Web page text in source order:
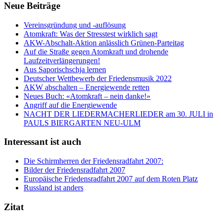
Neue Beiträge
Vereinsgründung und -auflösung
Atomkraft: Was der Stresstest wirklich sagt
AKW-Abschalt-Aktion anlässlich Grünen-Parteitag
Auf die Straße gegen Atomkraft und drohende
Laufzeitverlängerungen!
Aus Saporischschja lernen
Deutscher Wettbewerb der Friedensmusik 2022
AKW abschalten – Energiewende retten
Neues Buch: «Atomkraft – nein danke!»
Angriff auf die Energiewende
NACHT DER LIEDERMACHERLIEDER am 30. JULI in
PAULS BIERGARTEN NEU-ULM
Interessant ist auch
Die Schirmherren der Friedensradfahrt 2007:
Bilder der Friedensradfahrt 2007
Europäische Friedensradfahrt 2007 auf dem Roten Platz
Russland ist anders
Zitat